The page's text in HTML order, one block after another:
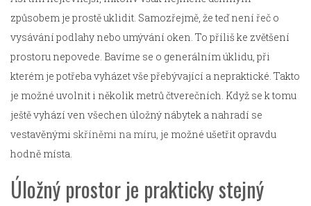
způsobem je prostě uklidit. Samozřejmě, že teď není řeč o
vysávání podlahy nebo umývání oken. To příliš ke zvětšení
prostoru nepovede. Bavíme se o generálním úklidu, při
kterém je potřeba vyházet vše přebývající a nepraktické. Takto
je možné uvolnit i několik metrů čtverečních. Když se k tomu
ještě vyhází ven všechen úložný nábytek a nahradí se
vestavěnými skříněmi na míru, je možné ušetřit opravdu
hodně místa.
Úložný prostor je prakticky stejný